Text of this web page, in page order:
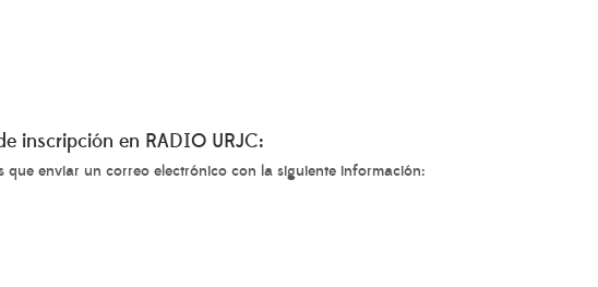
inscripción en RADIO URJC:
que enviar un correo electrónico con la siguiente información: